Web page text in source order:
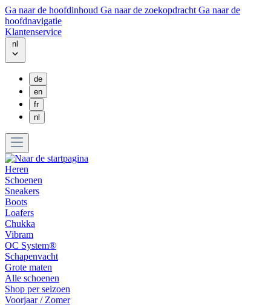
Ga naar de hoofdinhoud Ga naar de zoekopdracht Ga naar de
hoofdnavigatie
Klantenservice
nl
de
en
fr
nl
Heren
Schoenen
Sneakers
Boots
Loafers
Chukka
Vibram
OC System®
Schapenvacht
Grote maten
Alle schoenen
Shop per seizoen
Voorjaar / Zomer